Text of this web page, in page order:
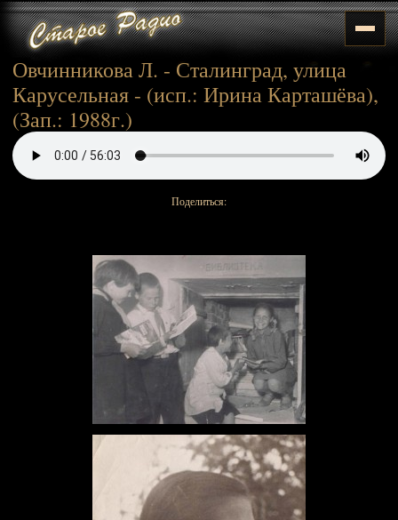
Овчинникова Л. - Сталинград, улица
Карусельная - (исп.: Ирина Карташёва),
(Зап.: 1988г.)
Поделиться: